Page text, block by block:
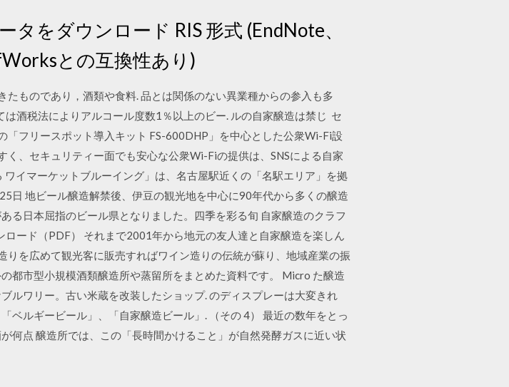
をダウンロード RIS 形式 (EndNote、
との互換性あり)
ものであり，酒類や食料. 品とは関係のない異業種からの参入も多
酒税法によりアルコール度数1％以上のビー. ルの自家醸造は禁じ セ
フリースポット導入キット FS-600DHP」を中心とした公衆Wi-Fi設
、セキュリティー面でも安心な公衆Wi-Fiの提供は、SNSによる自家
イマーケットブルーイング」は、名古屋駅近くの「名駅エリア」を拠
日 地ビール醸造解禁後、伊豆の観光地を中心に90年代から多くの醸造
る日本屈指のビール県となりました。四季を彩る旬 自家醸造のクラフ
ード（PDF） それまで2001年から地元の友人達と自家醸造を楽しん
を広めて観光客に販売すればワイン造りの伝統が蘇り、地域産業の振
都市型小規模酒類醸造所や蒸留所をまとめた資料です。 Micro た醸造
ルワリー。古い米蔵を改装したショップ. のディスプレーは大変きれ
ベルギービール」、「自家醸造ビール」. （その 4） 最近の数年をとっ
何点 醸造所では、この「長時間かけること」が自然発酵ガスに近い状